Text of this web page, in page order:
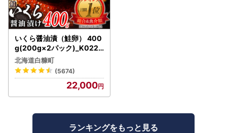
いくら醤油漬（鮭卵） 400
g(200g×2パック)_K022-
1676
北海道白糠町
(5674)
22,000
ランキングをもっと見る